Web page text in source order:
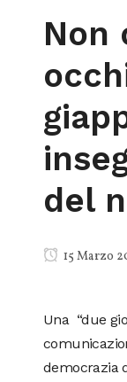
Non
del
15 Marzo
Una “due
democrazia